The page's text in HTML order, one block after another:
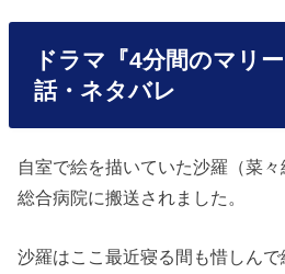
ドラマ『4分間のマリ
話・ネタバレ
自室で絵を描いていた沙羅（菜
総合病院に搬送されました。
沙羅はここ最近寝る間も惜しんで